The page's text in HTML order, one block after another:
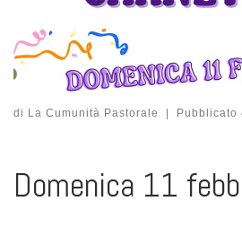
di La Cumunità Pastorale Pubblicato
Domenica 11